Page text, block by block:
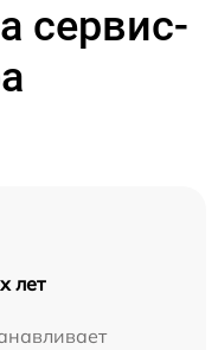
сервис-
лет